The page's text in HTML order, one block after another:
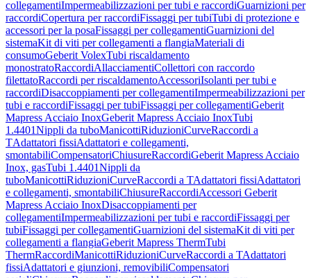
collegamentiImpermeabilizzazioni per tubi e raccordiGuarnizioni per
raccordiCopertura per raccordiFissaggi per tubiTubi di protezione e
accessori per la posaFissaggi per collegamentiGuarnizioni del
sistemaKit di viti per collegamenti a flangiaMateriali di
consumoGeberit VolexTubi riscaldamento
monostratoRaccordiAllacciamentiCollettori con raccordo
filettatoRaccordi per riscaldamentoAccessoriIsolanti per tubi e
raccordiDisaccoppiamenti per collegamentiImpermeabilizzazioni per
tubi e raccordiFissaggi per tubiFissaggi per collegamentiGeberit
Mapress Acciaio InoxGeberit Mapress Acciaio InoxTubi
1.4401Nippli da tuboManicottiRiduzioniCurveRaccordi a
TAdattatori fissiAdattatori e collegamenti,
smontabiliCompensatoriChiusureRaccordiGeberit Mapress Acciaio
Inox, gasTubi 1.4401Nippli da
tuboManicottiRiduzioniCurveRaccordi a TAdattatori fissiAdattatori
e collegamenti, smontabiliChiusureRaccordiAccessori Geberit
Mapress Acciaio InoxDisaccoppiamenti per
collegamentiImpermeabilizzazioni per tubi e raccordiFissaggi per
tubiFissaggi per collegamentiGuarnizioni del sistemaKit di viti per
collegamenti a flangiaGeberit Mapress ThermTubi
ThermRaccordiManicottiRiduzioniCurveRaccordi a TAdattatori
fissiAdattatori e giunzioni, removibiliCompensatori